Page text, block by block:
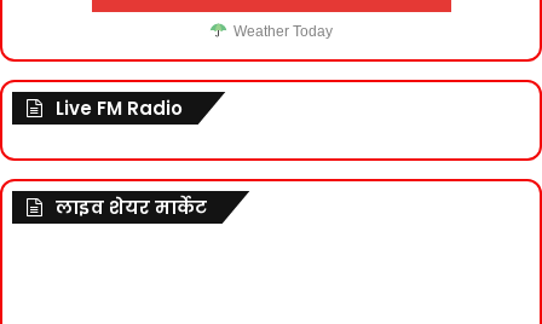
Weather Today
Live FM Radio
लाइव शेयर मार्केट